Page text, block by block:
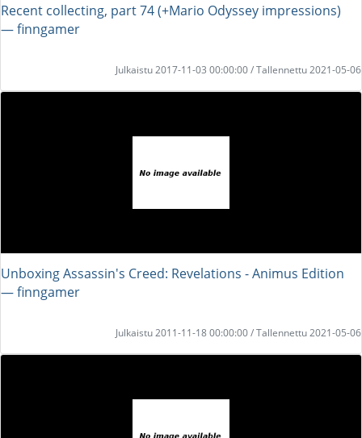
Recent collecting, part 74 (+Mario Odyssey impressions)
― finngamer
Julkaistu 2017-11-03 00:00:00 / Tallennettu 2021-05-06
Unboxing Assassin's Creed: Revelations - Animus Edition
― finngamer
Julkaistu 2011-11-18 00:00:00 / Tallennettu 2021-05-06